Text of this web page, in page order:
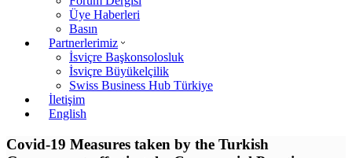
Üye Haberleri
Basın
Partnerlerimiz
İsviçre Başkonsolosluk
İsviçre Büyükelçilik
Swiss Business Hub Türkiye
İletişim
English
Covid-19 Measures taken by the Turkish